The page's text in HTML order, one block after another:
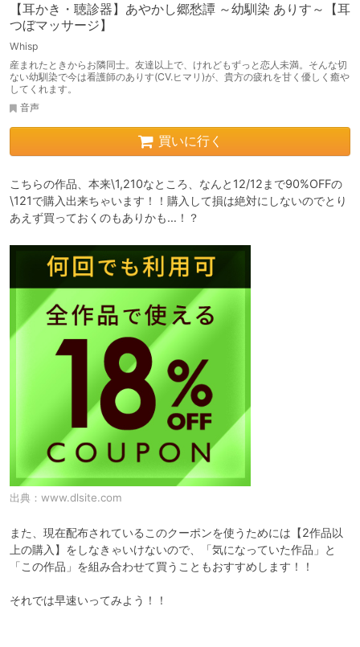
【耳かき・聴診器】あやかし郷愁譚 ～幼馴染 ありす～【耳
つぼマッサージ】
Whisp
産まれたときからお隣同士。友達以上で、けれどもずっと恋人未満。そんな切
ない幼馴染で今は看護師のありす(CV.ヒマリ)が、貴方の疲れを甘く優しく癒や
してくれます。
音声
買いに行く
こちらの作品、本来\1,210なところ、なんと12/12まで90%OFFの
\121で購入出来ちゃいます！！購入して損は絶対にしないのでとり
あえず買っておくのもありかも…！？
出典： www.dlsite.com
また、現在配布されているこのクーポンを使うためには【2作品以
上の購入】をしなきゃいけないので、「気になっていた作品」と
「この作品」を組み合わせて買うこともおすすめします！！
それでは早速いってみよう！！